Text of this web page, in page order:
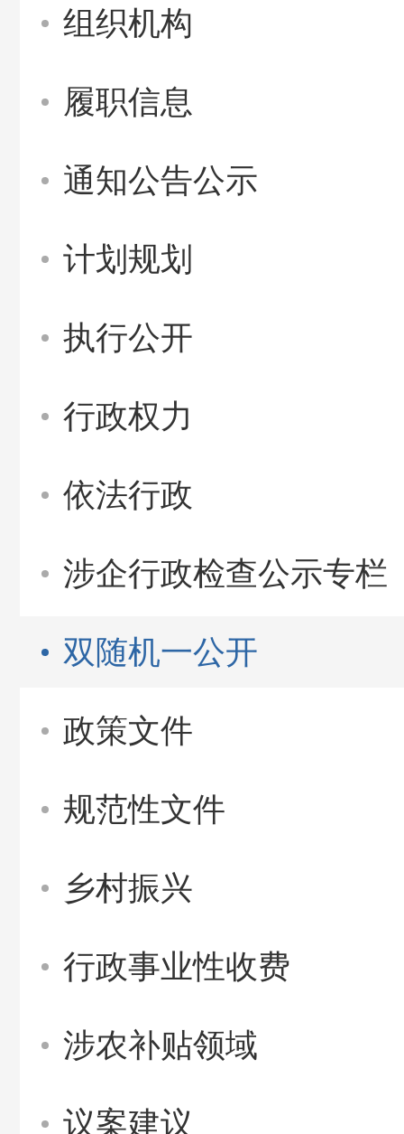
组织机构
履职信息
通知公告公示
计划规划
执行公开
行政权力
依法行政
涉企行政检查公示专栏
双随机一公开
政策文件
规范性文件
乡村振兴
行政事业性收费
涉农补贴领域
议案建议